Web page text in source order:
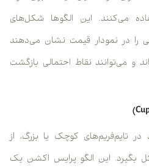
می‌کنند. این الگوها شکل‌های
در نمودار قیمت نشان می‌دهند
و می‌توانند نقاط احتمالی بازگشت
تایم‌فریم‌های کوچک یا بزرگ، از
بگیرد. این الگو پرایس اکشن یک